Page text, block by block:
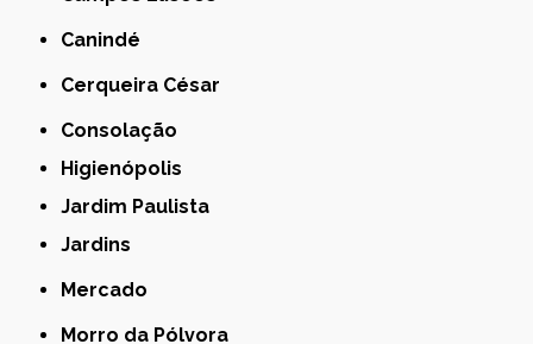
Canindé
Cerqueira César
Consolação
Higienópolis
Jardim Paulista
Jardins
Mercado
Morro da Pólvora